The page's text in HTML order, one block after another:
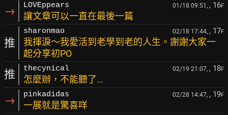
→ LOVEppears 01/18 09:51, , 16F
讓文章可以一直在最後一篇
推
sharonmao 02/18 17:44, , 17F
我揮淚～我愛活到老學到老的人生。謝謝大家一
起分享初PO
推 thecynical 02/19 21:07, , 18F
怎麼辦，不能聽了…
→ pinkadidas 02/28 14:47, , 19F
一展就是驚喜咩